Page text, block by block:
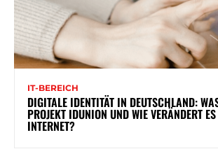
IT-BEREICH
DIGITALE IDENTITÄT IN DEUTSCHLAND:
PROJEKT IDUNION UND WIE VERÄNDERT
INTERNET?